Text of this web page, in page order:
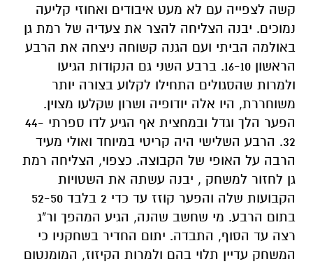
קשה לצפייה עם לא מעט איבודים ואחוזי קליעה
נמוכים. יבנה הצליחה להצר את צעדיה של רמת גן
באולמה הביתי ועם הגנה קשוחה ניצחה את הרבע
הראשון 16-10. ברבע השני גם הנקודות הגיעו
ולמרות שהסגולים התחילו לקלוע בצורה יותר
משוחררת, היו אלה יודופיה ושרון שקלעו מצוין.
הפער הלך וגדל ובמחצית אף הגיע לדו ספרתי 44-
32. הרבע השלישי היה קריטי במיוחד ואולי מעיד
הרבה על האופי של הקבוצה. כצפוי, הצליחה רמת
גן לחזור למשחק , יבנה עשתה את השטויות
הקבועות שלה והפער קוזז עד כדי 2 בלבד 52-50
בתום הרבע. מי שחשב שהנה, הגיע המהפך ור"ג
רצה עד הסוף, התבדה. יתום החדיר בשחקניו כי
המשחק עדיין תלוי בהם ולמרות הקיזוז, המומנטום